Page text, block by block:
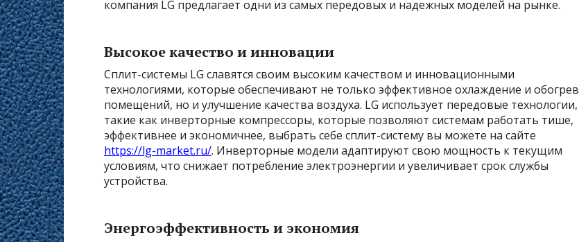
компания LG предлагает одни из самых передовых и надежных моделей на рынке.
Высокое качество и инновации
Сплит-системы LG славятся своим высоким качеством и инновационными
технологиями, которые обеспечивают не только эффективное охлаждение и обогрев
помещений, но и улучшение качества воздуха. LG использует передовые технологии,
такие как инверторные компрессоры, которые позволяют системам работать тише,
эффективнее и экономичнее, выбрать себе сплит-систему вы можете на сайте
https://lg-market.ru/. Инверторные модели адаптируют свою мощность к текущим
условиям, что снижает потребление электроэнергии и увеличивает срок службы
устройства.
Энергоэффективность и экономия